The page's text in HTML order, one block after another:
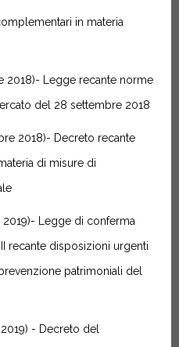
in materia
2018)- Legge recante norme
del 28 settembre 2018
2018)- Decreto recante
di misure di
2019)- Legge di conferma
recante disposizioni urgenti
patrimoniali del
- Decreto del